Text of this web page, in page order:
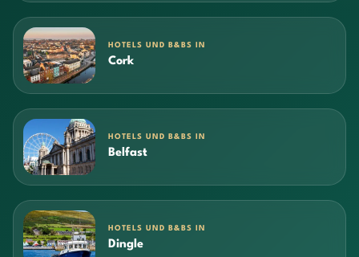
HOTELS UND B&BS IN
Cork
HOTELS UND B&BS IN
Belfast
HOTELS UND B&BS IN
Dingle